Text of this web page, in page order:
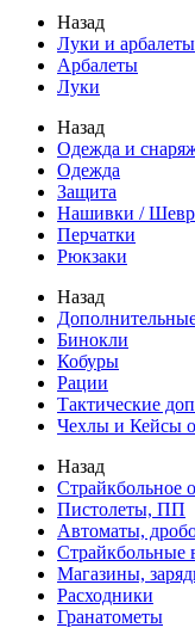
Назад
Луки и арбалеты
Арбалеты
Луки
Назад
Одежда и
Одежда
Защита
Нашивки /
Перчатки
Рюкзаки
Назад
Бинокли
Кобуры
Рации
Тактические
Чехлы и Кейсы
Назад
Страйкбольное
Пистолеты, ПП
Автоматы,
Страйкбольные
Магазины,
Расходники
Гранатометы